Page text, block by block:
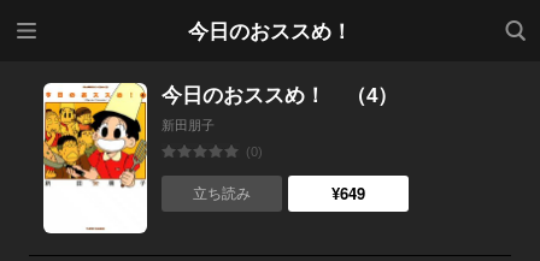
今日のおススめ！
検索
今日のおススめ！ （4）
新田朋子
(0)
立ち読み ¥649